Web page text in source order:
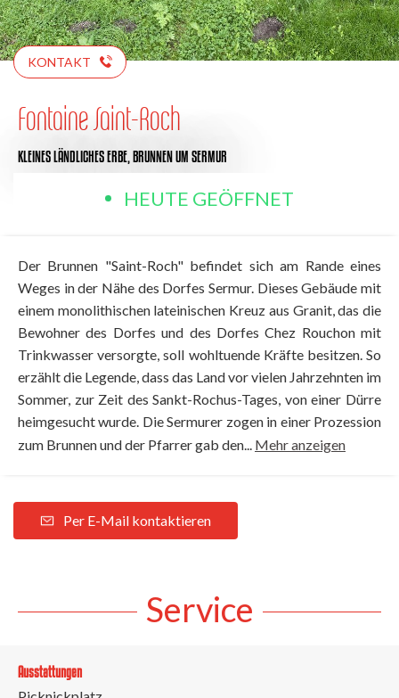
KONTAKT
Fontaine Saint-Roch
KLEINES LÄNDLICHES ERBE, BRUNNENUM SERMUR
HEUTE GEÖFFNET
Der Brunnen "Saint-Roch" befindet sich am Rande eines
Weges in der Nähe des Dorfes Sermur. Dieses Gebäude mit
einem monolithischen lateinischen Kreuz aus Granit, das die
Bewohner des Dorfes und des Dorfes Chez Rouchon mit
Trinkwasser versorgte, soll wohltuende Kräfte besitzen. So
erzählt die Legende, dass das Land vor vielen Jahrzehnten im
Sommer, zur Zeit des Sankt-Rochus-Tages, von einer Dürre
heimgesucht wurde. Die Sermurer zogen in einer Prozession
zum Brunnen und der Pfarrer gab den... Mehr anzeigen
Per E-Mail kontaktieren
Service
Ausstattungen